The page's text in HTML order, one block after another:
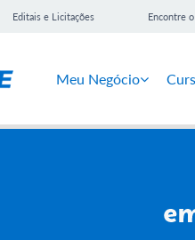
Editais e Licitações Encontre o
Meu Negócio